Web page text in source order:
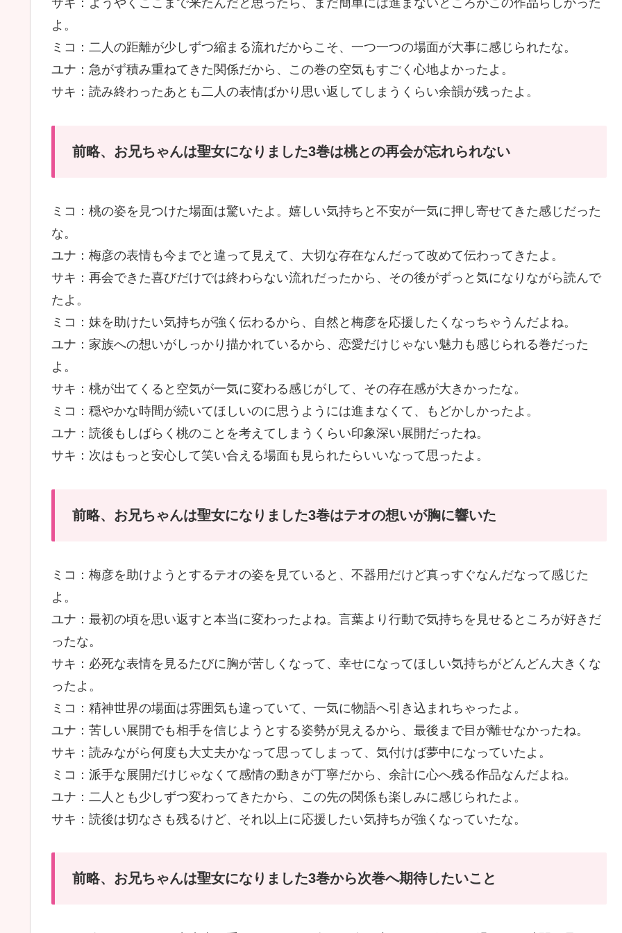
サキ：ようやくここまで来たんだと思ったら、まだ簡単には進まないところがこの作品らしかった
よ。
ミコ：二人の距離が少しずつ縮まる流れだからこそ、一つ一つの場面が大事に感じられたな。
ユナ：急がず積み重ねてきた関係だから、この巻の空気もすごく心地よかったよ。
サキ：読み終わったあとも二人の表情ばかり思い返してしまうくらい余韻が残ったよ。
前略、お兄ちゃんは聖女になりました3巻は桃との再会が忘れられない
ミコ：桃の姿を見つけた場面は驚いたよ。嬉しい気持ちと不安が一気に押し寄せてきた感じだった
な。
ユナ：梅彦の表情も今までと違って見えて、大切な存在なんだって改めて伝わってきたよ。
サキ：再会できた喜びだけでは終わらない流れだったから、その後がずっと気になりながら読んで
たよ。
ミコ：妹を助けたい気持ちが強く伝わるから、自然と梅彦を応援したくなっちゃうんだよね。
ユナ：家族への想いがしっかり描かれているから、恋愛だけじゃない魅力も感じられる巻だった
よ。
サキ：桃が出てくると空気が一気に変わる感じがして、その存在感が大きかったな。
ミコ：穏やかな時間が続いてほしいのに思うようには進まなくて、もどかしかったよ。
ユナ：読後もしばらく桃のことを考えてしまうくらい印象深い展開だったね。
サキ：次はもっと安心して笑い合える場面も見られたらいいなって思ったよ。
前略、お兄ちゃんは聖女になりました3巻はテオの想いが胸に響いた
ミコ：梅彦を助けようとするテオの姿を見ていると、不器用だけど真っすぐなんだなって感じた
よ。
ユナ：最初の頃を思い返すと本当に変わったよね。言葉より行動で気持ちを見せるところが好きだ
ったな。
サキ：必死な表情を見るたびに胸が苦しくなって、幸せになってほしい気持ちがどんどん大きくな
ったよ。
ミコ：精神世界の場面は雰囲気も違っていて、一気に物語へ引き込まれちゃったよ。
ユナ：苦しい展開でも相手を信じようとする姿勢が見えるから、最後まで目が離せなかったね。
サキ：読みながら何度も大丈夫かなって思ってしまって、気付けば夢中になっていたよ。
ミコ：派手な展開だけじゃなくて感情の動きが丁寧だから、余計に心へ残る作品なんだよね。
ユナ：二人とも少しずつ変わってきたから、この先の関係も楽しみに感じられたよ。
サキ：読後は切なさも残るけど、それ以上に応援したい気持ちが強くなっていたな。
前略、お兄ちゃんは聖女になりました3巻から次巻へ期待したいこと